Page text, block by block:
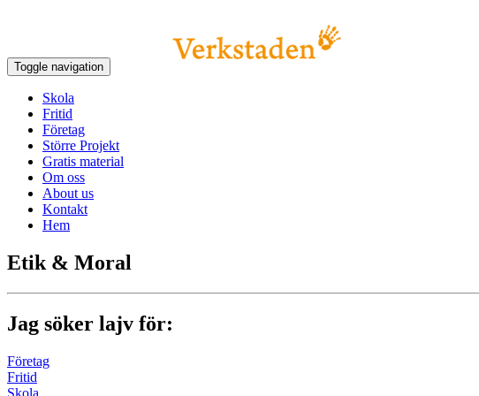
Toggle navigation
Skola
Fritid
Företag
Större Projekt
Gratis material
Om oss
About us
Kontakt
Hem
Etik & Moral
Jag söker lajv för:
Företag
Fritid
Skola